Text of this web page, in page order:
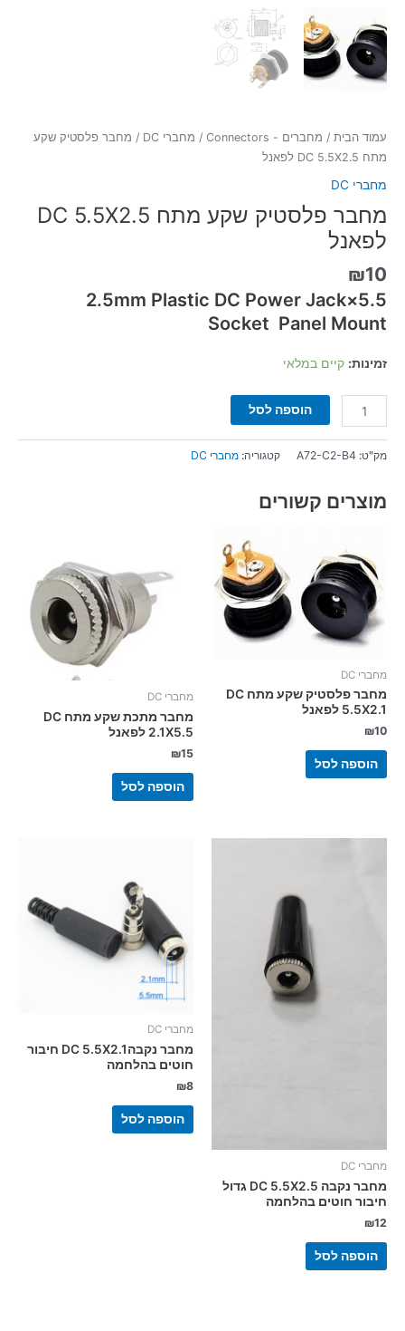
עמוד הבית / מחברים - Connectors / מחברי DC
/ מחבר פלסטיק שקע
מתח DC 5.5X2.5 לפאנל
מחברי DC
מחבר פלסטיק שקע מתח DC 5.5X2.5
לפאנל
₪10
5.5×2.5mm Plastic DC Power Jack
Socket Panel Mount
זמינות: קיים במלאי
הוספה לסל
מק"ט: A72-C2-B4 קטגוריה: מחברי DC
מוצרים קשורים
מחברי DC
מחבר פלסטיק שקע מתח DC
5.5X2.1 לפאנל
₪10
הוספה לסל
מחברי DC
מחבר מתכת שקע מתח DC
2.1X5.5 לפאנל
₪15
הוספה לסל
מחברי DC
מחבר נקבה DC 5.5X2.5 גדול
חיבור חוטים בהלחמה
₪12
הוספה לסל
מחברי DC
מחבר נקבהDC 5.5X2.1 חיבור
חוטים בהלחמה
₪8
הוספה לסל